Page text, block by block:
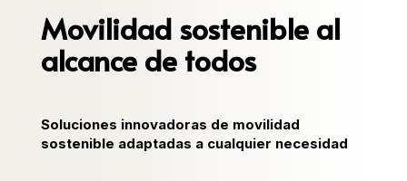
Movilidad sostenible al
alcance de todos
Soluciones innovadoras de movilidad
sostenible adaptadas a cualquier necesidad